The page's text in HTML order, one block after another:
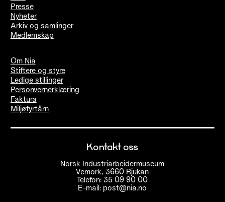
Presse
Nyheter
Arkiv og samlinger
Medlemskap
Om Nia
Stiftere og styre
Ledige stillinger
Personvernerklæring
Faktura
Miljøfyrtårn
Kontakt oss
Norsk Industriarbeidermuseum
Vemork, 3660 Rjukan
Telefon: 35 09 90 00
E-mail: post@nia.no